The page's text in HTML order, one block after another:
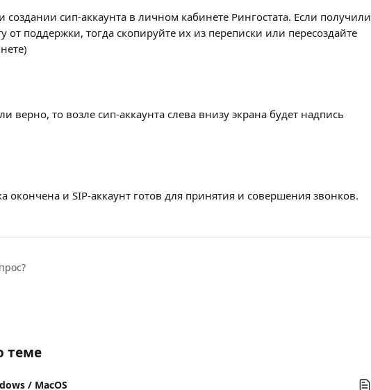
создании сип-аккаунта в личном кабинете Рингостата. Если получили
от поддержки, тогда скопируйте их из переписки или пересоздайте
верно, то возле сип-аккаунта слева внизу экрана будет надпись
окончена и SIP-аккаунт готов для принятия и совершения звонков.
теме
/ MacOS